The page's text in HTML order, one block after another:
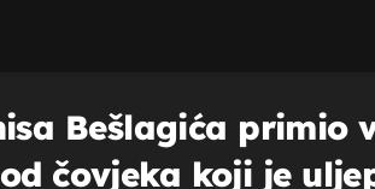
Bešlagića primio
čovjeka koji je